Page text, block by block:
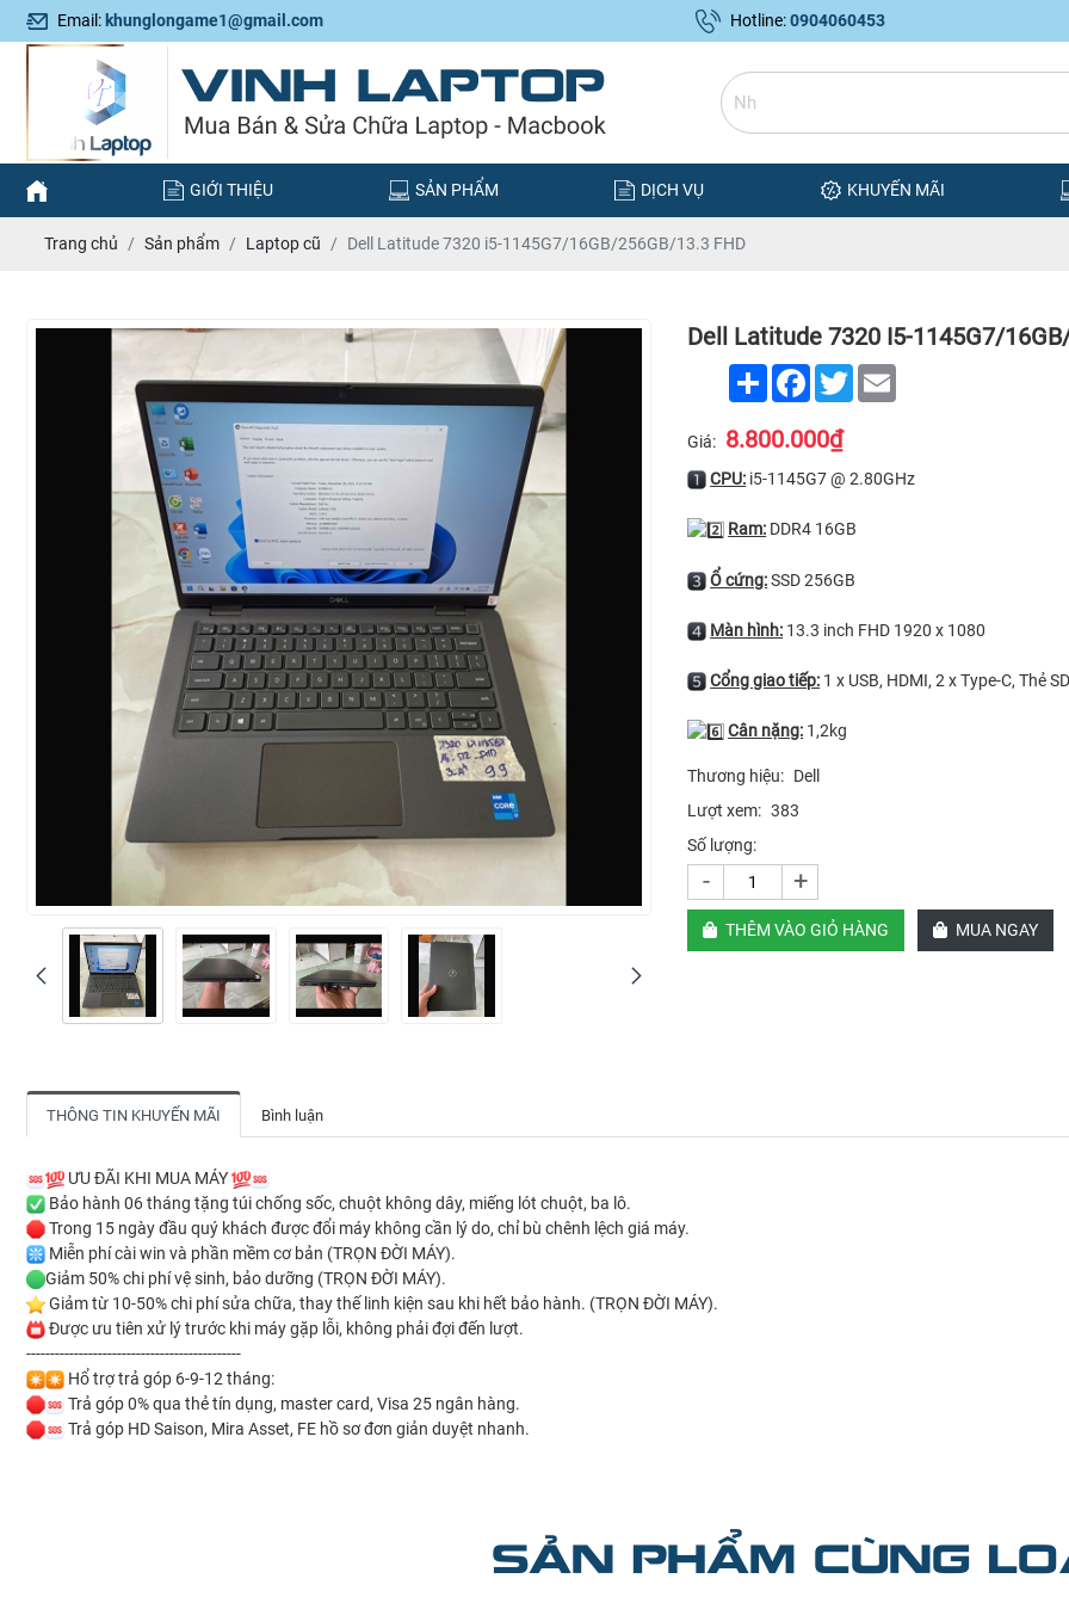
Email: khunglongame1@gmail.com Hotline:0904060453
GIỚI THIỆU SẢN PHẨM DỊCH VỤ KHUYẾN MÃI
Trang chủ Sản phẩm Laptop cũ Dell Latitude 7320 i5-1145G7/16GB/256GB/13.3 FHD
Dell Latitude 7320 I5-1145G7/
Share Facebook
Twitter
Giá: 8.800.000₫
CPU: i5-1145G7 @ 2.80GHz
Ram: DDR4 16GB
Ổ cứng:SSD 256GB
Màn hình: 13.3 inch FHD 1920 x 1080
Cổng giao tiếp: 1 x USB, HDMI, 2 x Type-C, Thẻ
Cân nặng: 1,2kg
Thương hiệu: Dell
Lượt xem: 383
Số lượng:
- +
THÊM VÀO GIỎ HÀNG MUA NGAY
THÔNG TIN KHUYẾN MÃI Bình luận
ƯU ĐÃI KHI MUA MÁY
Bảo hành 06 tháng tặng túi chống sốc, chuột không dây, miếng lót chuột, ba lô.
Trong 15 ngày đầu quý khách được đổi máy không cần lý do, chỉ bù chênh lệch giá máy.
Miễn phí cài win và phần mềm cơ bản (TRỌN ĐỜI MÁY).
Giảm 50% chi phí vệ sinh, bảo dưỡng (TRỌN ĐỜI MÁY).
Giảm từ 10-50% chi phí sửa chữa, thay thế linh kiện sau khi hết bảo hành. (TRỌN ĐỜI MÁY).
Được ưu tiên xử lý trước khi máy gặp lỗi, không phải đợi đến lượt.
---------------------------------------------
Hổ trợ trả góp 6-9-12 tháng:
Trả góp 0% qua thẻ tín dụng, master card, Visa 25 ngân hàng.
Trả góp HD Saison, Mira Asset, FE hồ sơ đơn giản duyệt nhanh.
SẢN PHẨM CÙNG